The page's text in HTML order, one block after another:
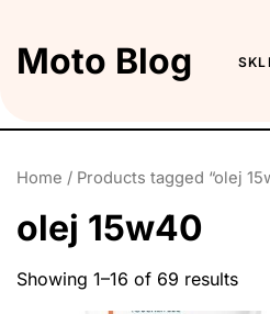
Moto Blog
Home / Products tagged “olej
olej 15w40
Showing 1–16 of 69 results